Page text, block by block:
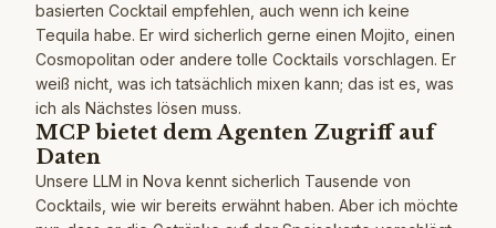
basierten Cocktail empfehlen, auch wenn ich keine
Tequila habe. Er wird sicherlich gerne einen Mojito, einen
Cosmopolitan oder andere tolle Cocktails vorschlagen. Er
weiß nicht, was ich tatsächlich mixen kann; das ist es, was
ich als Nächstes lösen muss.
MCP bietet dem Agenten Zugriff auf
Daten
Unsere LLM in Nova kennt sicherlich Tausende von
Cocktails, wie wir bereits erwähnt haben. Aber ich möchte